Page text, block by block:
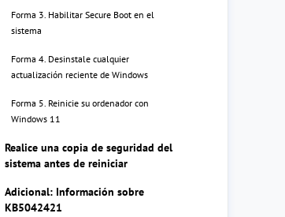
Forma 3. Habilitar Secure Boot en el
sistema
Forma 4. Desinstale cualquier
actualización reciente de Windows
Forma 5. Reinicie su ordenador con
Windows 11
Realice una copia de seguridad del
sistema antes de reiniciar
Adicional: Información sobre
KB5042421